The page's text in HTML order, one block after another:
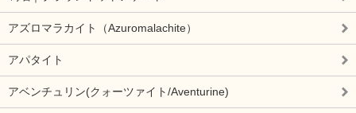
アズロマラカイト（Azuromalachite）
アパタイト
アベンチュリン(クォーツァイト/Aventurine)